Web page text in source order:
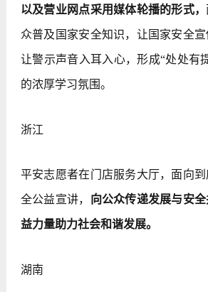
以及营业网点采用媒体轮播的形式，
众普及国家安全知识，让国家安全宣
让警示声音入耳入心，形成“处处有
的浓厚学习氛围。
浙江
平安志愿者在门店服务大厅，面向
全公益宣讲， 向公众传递发展与安
益力量助力社会和谐发展。
湖南